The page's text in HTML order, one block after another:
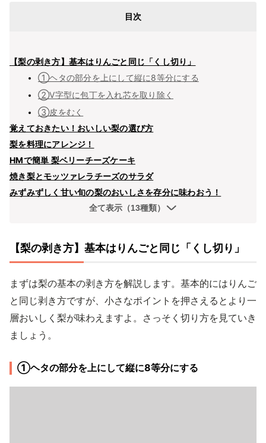
目次
【梨の剥き方】基本はりんごと同じ「くし切り」
①ヘタの部分を上にして縦に8等分にする
②V字型に包丁を入れ芯を取り除く
③皮をむく
覚えておきたい！おいしい梨の選び方
梨を料理にアレンジ！
HMで簡単 梨ベリーチーズケーキ
焼き梨とモッツァレラチーズのサラダ
みずみずしく甘い旬の梨のおいしさを存分に味わおう！
全て表示（13種類）
【梨の剥き方】基本はりんごと同じ「くし切り」
まずは梨の基本の剥き方を解説します。基本的にはりんご
と同じ剥き方ですが、小さなポイントを押さえるとより一
層おいしく梨が味わえますよ。さっそく切り方を見ていき
ましょう。
①ヘタの部分を上にして縦に8等分にする